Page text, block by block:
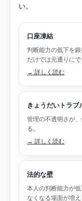
い。
口座凍結
判断能力の低下を
だけでは元通りにで
→ 詳しく読む
きょうだいトラブ
管理の不透明さが
る。
→ 詳しく読む
法的な壁
本人の判断能力が
なくなる場面が増え